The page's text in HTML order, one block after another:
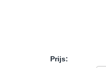
Prijs: